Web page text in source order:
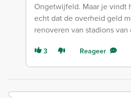
Ongetwijfeld. Maar je vindt
echt dat de overheid geld
renoveren van stadions
3 Reageer